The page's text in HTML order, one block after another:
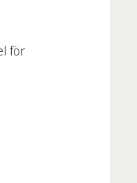
för